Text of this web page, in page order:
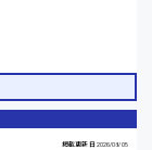
掲載更新日 2026/08/05